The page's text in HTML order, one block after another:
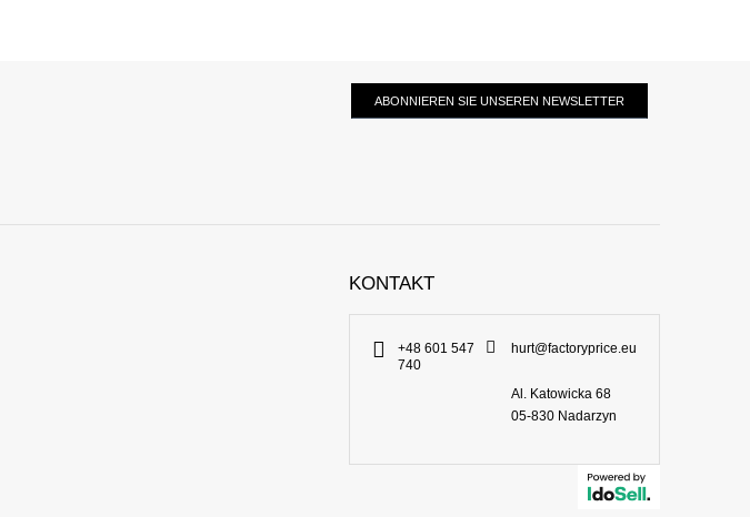
ABONNIEREN SIE UNSEREN NEWSLETTER
KONTAKT
+48 601 547
740
hurt@factoryprice.eu
Al. Katowicka 68
05-830 Nadarzyn